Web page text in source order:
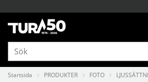
Startsida PRODUKTER FOTO